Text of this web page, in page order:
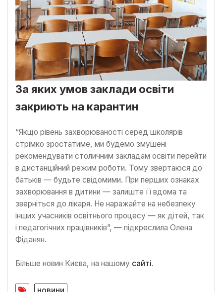
За яких умов заклади освіти
закриють на карантин
“Якщо рівень захворюваності серед школярів
стрімко зростатиме, ми будемо змушені
рекомендувати столичним закладам освіти перейти
в дистанційний режим роботи. Тому звертаюся до
батьків — будьте свідомими. При перших ознаках
захворювання в дитини — залиште її вдома та
зверніться до лікаря. Не наражайте на небезпеку
інших учасників освітнього процесу — як дітей, так
і педагогічних працівників”, — підкреслила Олена
Фіданян.
Більше новин Києва, на нашому сайті.